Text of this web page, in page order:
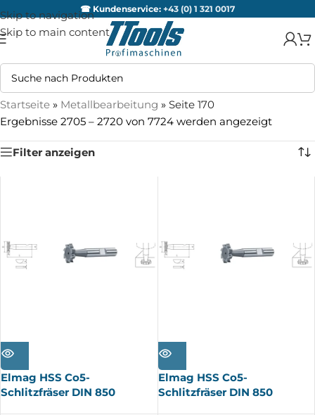
Skip to navigation
Skip to main content
☎ Kundenservice: +43 (0) 1 321 0017
Startseite » Metallbearbeitung » Seite 170
Ergebnisse 2705 – 2720 von 7724 werden angezeigt
Filter anzeigen
AUSV
ERKA
UFT
Elmag HSS Co5-
Schlitzfräser DIN 850
AUSV
ERKA
UFT
Elmag HSS Co5-
Schlitzfräser DIN 850